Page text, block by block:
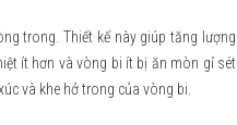
trong. Thiết kế này giúp tăng lượng
ít hơn và vòng bi ít bị ăn mòn gỉ sét
và khe hở trong của vòng bi.